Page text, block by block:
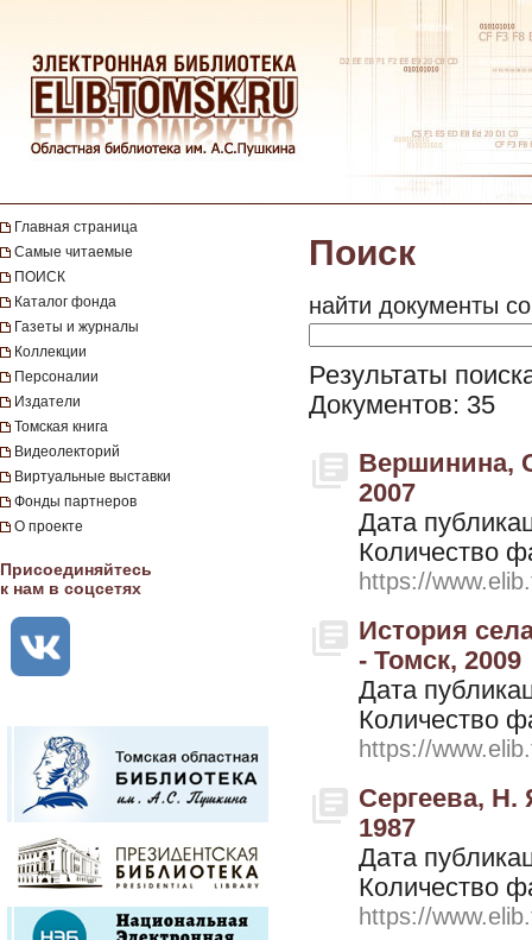
Главная страница
Самые читаемые
ПОИСК
Каталог фонда
Газеты и журналы
Коллекции
Персоналии
Издатели
Томская книга
Видеолекторий
Виртуальные выставки
Фонды партнеров
О проекте
Присоединяйтесь
к нам в соцсетях
Поиск
найти документы
Результаты
Документов: 35
Вершинина,
2007
Дата
Количество
https://
История
- Томск, 2009
Дата
Количество
https://
Сергеева, Н.
1987
Дата
Количество
https://